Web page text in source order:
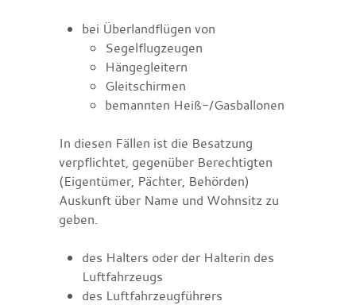
bei Überlandflügen von
Segelflugzeugen
Hängegleitern
Gleitschirmen
bemannten Heiß-/Gasballonen
In diesen Fällen ist die Besatzung
verpflichtet, gegenüber Berechtigten
(Eigentümer, Pächter, Behörden)
Auskunft über Name und Wohnsitz zu
geben.
des Halters oder der Halterin des
Luftfahrzeugs
des Luftfahrzeugführers